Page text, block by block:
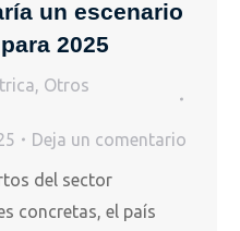
un escenario
2025
, Otros
Deja un comentario
del sector
concretas, el país